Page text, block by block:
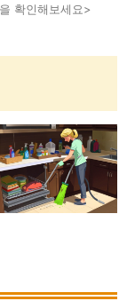
확인해보세요>